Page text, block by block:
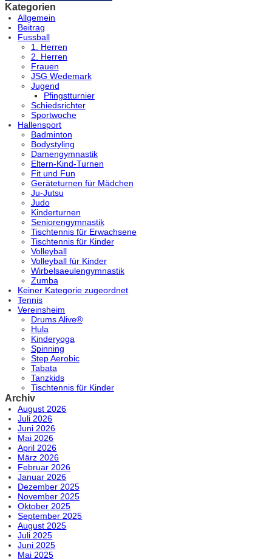
Kategorien
Allgemein
Beitrag
Fussball
1. Herren
2. Herren
Frauen
JSG Wedemark
Jugend
Pfingstturnier
Schiedsrichter
Sportwoche
Hallensport
Badminton
Bodystyling
Damengymnastik
Eltern-Kind-Turnen
Fit und Fun
Geräteturnen für Mädchen
Ju-Jutsu
Judo
Kinderturnen
Seniorengymnastik
Tischtennis für Erwachsene
Tischtennis für Kinder
Volleyball
Volleyball für Kinder
Wirbelsaeulengymnastik
Zumba
Keiner Kategorie zugeordnet
Tennis
Vereinsheim
Drums Alive®
Hula
Kinderyoga
Spinning
Step Aerobic
Tabata
Tanzkids
Tischtennis für Kinder
Archiv
August 2026
Juli 2026
Juni 2026
Mai 2026
April 2026
März 2026
Februar 2026
Januar 2026
Dezember 2025
November 2025
Oktober 2025
September 2025
August 2025
Juli 2025
Juni 2025
Mai 2025